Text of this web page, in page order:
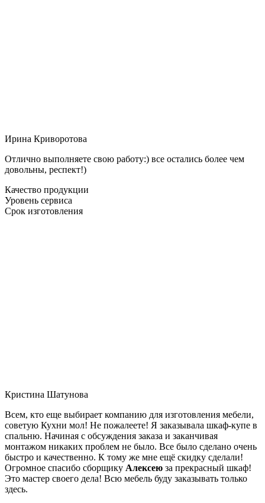
Ирина Криворотова
Отлично выполняете свою работу:) все остались более чем
довольны, респект!)
Качество продукции
Уровень сервиса
Срок изготовления
Кристина Шатунова
Всем, кто еще выбирает компанию для изготовления мебели,
советую Кухни мол! Не пожалеете! Я заказывала шкаф-купе в
спальню. Начиная с обсуждения заказа и заканчивая
монтажом никаких проблем не было. Все было сделано очень
быстро и качественно. К тому же мне ещё скидку сделали!
Огромное спасибо сборщику Алексею за прекрасный шкаф!
Это мастер своего дела! Всю мебель буду заказывать только
здесь.